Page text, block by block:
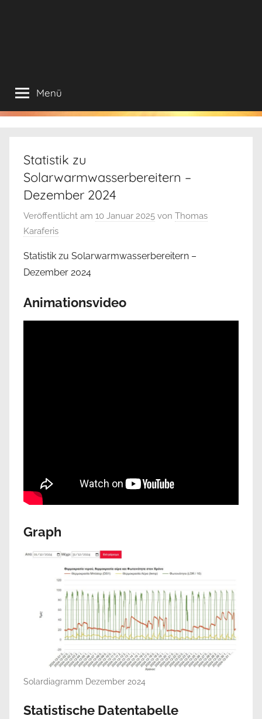
Menü
Statistik zu
Solarwarmwasserbereitern –
Dezember 2024
Veröffentlicht am 10 Januar 2025 von Thomas
Karaferis
Statistik zu Solarwarmwasserbereitern –
Dezember 2024
Animationsvideo
Graph
Solardiagramm Dezember 2024
Statistische Datentabelle